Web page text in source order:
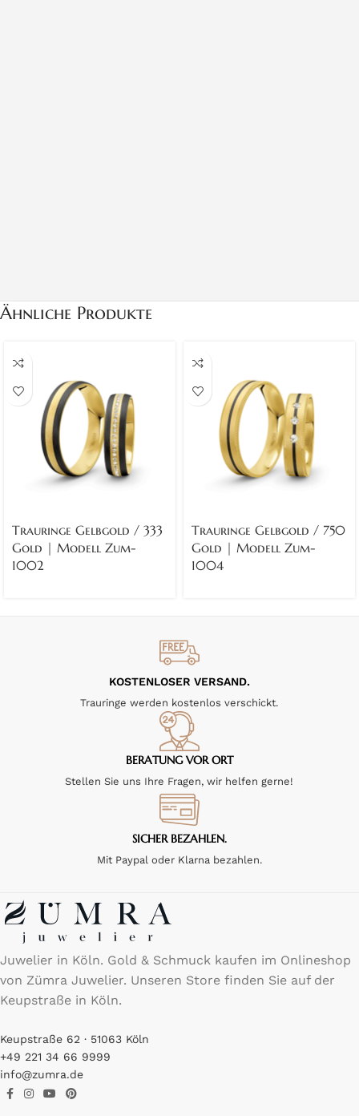
Ähnliche Produkte
Trauringe Gelbgold / 333
Gold | Modell Zum-
1002
Trauringe Gelbgold / 750
Gold | Modell Zum-
1004
KOSTENLOSER VERSAND.
Trauringe werden kostenlos verschickt.
BERATUNG VOR ORT
Stellen Sie uns Ihre Fragen, wir helfen gerne!
SICHER BEZAHLEN.
Mit Paypal oder Klarna bezahlen.
Juwelier in Köln. Gold & Schmuck kaufen im Onlineshop
von Zümra Juwelier. Unseren Store finden Sie auf der
Keupstraße in Köln.
Keupstraße 62 · 51063 Köln
+49 221 34 66 9999
info@zumra.de